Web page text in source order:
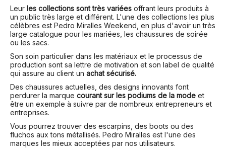
Leur les collections sont très variées offrant leurs produits à
un public très large et différent. L'une des collections les plus
célèbres est Pedro Miralles Weekend, en plus d'avoir un très
large catalogue pour les mariées, les chaussures de soirée
ou les sacs.
Son soin particulier dans les matériaux et le processus de
production sont sa lettre de motivation et son label de qualité
qui assure au client un achat sécurisé.
Des chaussures actuelles, des designs innovants font
perdurer la marque courant sur les podiums de la mode et
être un exemple à suivre par de nombreux entrepreneurs et
entreprises.
Vous pourrez trouver des escarpins, des boots ou des
fluchos aux tons métallisés. Pedro Miralles est l'une des
marques les mieux acceptées par nos utilisateurs.